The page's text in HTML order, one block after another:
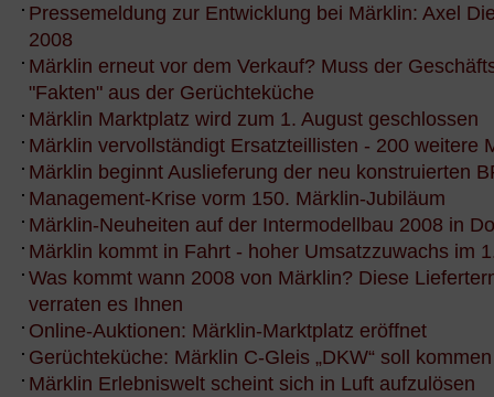
Pressemeldung zur Entwicklung bei Märklin: Axel
2008
Märklin erneut vor dem Verkauf? Muss der
"Fakten" aus der Gerüchteküche
Märklin Marktplatz wird zum 1. August geschlossen
Märklin vervollständigt Ersatzteillisten - 200 weitere
Märklin beginnt Auslieferung der neu konstruierten
Management-Krise vorm 150. Märklin-Jubiläum
Märklin-Neuheiten auf der Intermodellbau 2008 in
Märklin kommt in Fahrt - hoher Umsatzzuwachs im
Was kommt wann 2008 von Märklin? Diese
verraten es Ihnen
Online-Auktionen: Märklin-Marktplatz eröffnet
Gerüchteküche: Märklin C-Gleis „DKW“ soll kommen
Märklin Erlebniswelt scheint sich in Luft aufzulösen